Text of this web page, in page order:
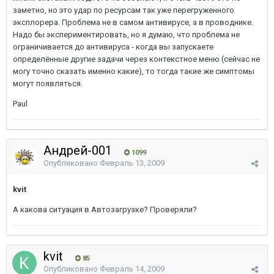
заметно, но это удар по ресурсам так уже перегруженного
эксплорера. Проблема не в самом антивирусе, а в проводнике.
Надо бы экспериментировать, но я думаю, что проблема не
ограничивается до антивируса - когда вы запускаете
определённые другие задачи через контекстное меню (сейчас не
могу точно сказать именно какие), то тогда такие же симптомы
могут появляться.
Paul
Андрей-001 1099
Опубликовано Февраль 13, 2009
kvit
А какова ситуация в Автозагрузке? Проверяли?
kvit 85
Опубликовано Февраль 14, 2009